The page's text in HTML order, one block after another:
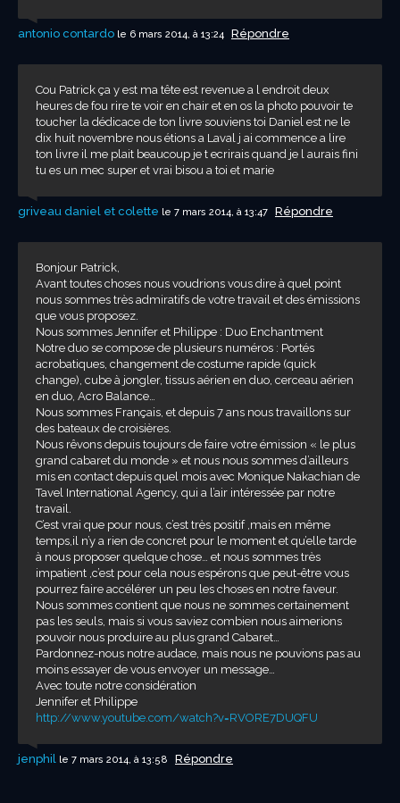
antonio contardo le 6 mars 2014, à 13:24 Répondre
Cou Patrick ça y est ma tête est revenue a l endroit deux
heures de fou rire te voir en chair et en os la photo pouvoir te
toucher la dédicace de ton livre souviens toi Daniel est ne le
dix huit novembre nous étions a Laval j ai commence a lire
ton livre il me plait beaucoup je t ecrirais quand je l aurais fini
tu es un mec super et vrai bisou a toi et marie
griveau daniel et colette le 7 mars 2014, à 13:47 Répondre
Bonjour Patrick,
Avant toutes choses nous voudrions vous dire à quel point
nous sommes très admiratifs de votre travail et des émissions
que vous proposez.
Nous sommes Jennifer et Philippe : Duo Enchantment
Notre duo se compose de plusieurs numéros : Portés
acrobatiques, changement de costume rapide (quick
change), cube à jongler, tissus aérien en duo, cerceau aérien
en duo, Acro Balance…
Nous sommes Français, et depuis 7 ans nous travaillons sur
des bateaux de croisières.
Nous rêvons depuis toujours de faire votre émission « le plus
grand cabaret du monde » et nous nous sommes d’ailleurs
mis en contact depuis quel mois avec Monique Nakachian de
Tavel International Agency, qui a l’air intéressée par notre
travail.
C’est vrai que pour nous, c’est très positif ,mais en même
temps,il n’y a rien de concret pour le moment et qu’elle tarde
à nous proposer quelque chose… et nous sommes très
impatient ,c’est pour cela nous espérons que peut-être vous
pourrez faire accélérer un peu les choses en notre faveur.
Nous sommes contient que nous ne sommes certainement
pas les seuls, mais si vous saviez combien nous aimerions
pouvoir nous produire au plus grand Cabaret…
Pardonnez-nous notre audace, mais nous ne pouvions pas au
moins essayer de vous envoyer un message…
Avec toute notre considération
Jennifer et Philippe
http://www.youtube.com/watch?v=RVORE7DUQFU
jenphil le 7 mars 2014, à 13:58 Répondre